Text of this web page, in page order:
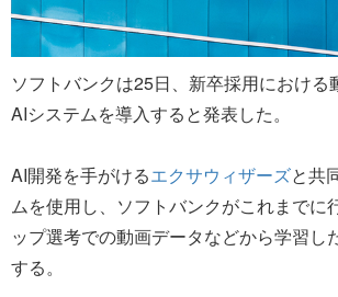
ソフトバンクは25日、新卒採用における
AIシステムを導入すると発表した。
AI開発を手がけるエクサウィザーズと共
ムを使用し、ソフトバンクがこれまでに
ップ選考での動画データなどから学習し
する。